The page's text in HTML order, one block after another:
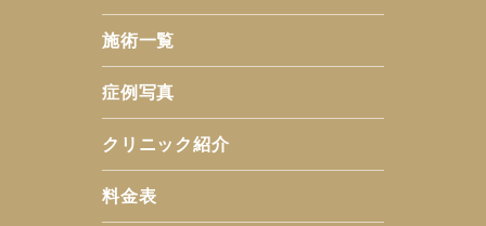
施術一覧
症例写真
クリニック紹介
料金表